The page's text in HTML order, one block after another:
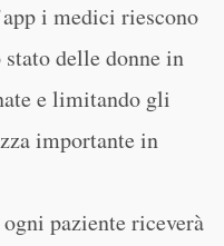
i medici riescono
delle donne in
e limitando gli
importante in
paziente riceverà